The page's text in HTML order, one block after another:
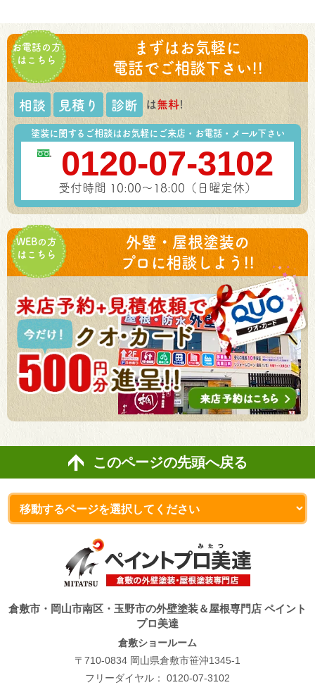
お電話の方
はこちら
まずはお気軽に
電話でご相談下さい!!
相談 見積り 診断 は無料!
塗装に関するご相談はお気軽にご来店・お電話・メール下さい
0120-07-3102
受付時間 10:00～18:00（日曜定休）
WEBの方
はこちら
外壁・屋根塗装の
プロに相談しよう!!
このページの先頭へ戻る
倉敷市・岡山市南区・玉野市の外壁塗装＆屋根専門店 ペイント
プロ美達
倉敷ショールーム
〒710-0834 岡山県倉敷市笹沖1345-1
フリーダイヤル： 0120-07-3102